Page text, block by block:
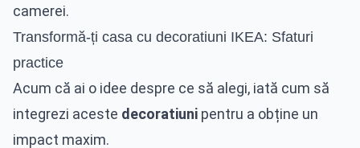
camerei.
Transformă-ți casa cu decoratiuni IKEA: Sfaturi
practice
Acum că ai o idee despre ce să alegi, iată cum să
integrezi aceste decoratiuni pentru a obține un
impact maxim.